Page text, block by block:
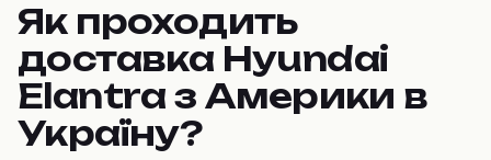
Як проходить
доставка Hyundai
Elantra з Америки в
Україну?